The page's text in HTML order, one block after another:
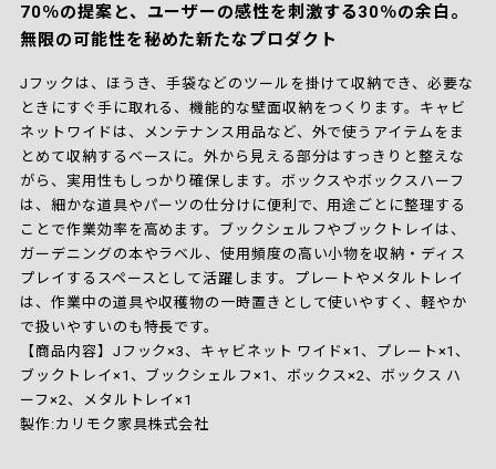
70％の提案と、ユーザーの感性を刺激する30％の余白。
無限の可能性を秘めた新たなプロダクト
Jフックは、ほうき、手袋などのツールを掛けて収納でき、必要な
ときにすぐ手に取れる、機能的な壁面収納をつくります。キャビ
ネットワイドは、メンテナンス用品など、外で使うアイテムをま
とめて収納するベースに。外から見える部分はすっきりと整えな
がら、実用性もしっかり確保します。ボックスやボックスハーフ
は、細かな道具やパーツの仕分けに便利で、用途ごとに整理する
ことで作業効率を高めます。ブックシェルフやブックトレイは、
ガーデニングの本やラベル、使用頻度の高い小物を収納・ディス
プレイするスペースとして活躍します。プレートやメタルトレイ
は、作業中の道具や収穫物の一時置きとして使いやすく、軽やか
で扱いやすいのも特長です。
【商品内容】Jフック×3、キャビネット ワイド×1、プレート×1、
ブックトレイ×1、ブックシェルフ×1、ボックス×2、ボックス ハ
ーフ×2、メタルトレイ×1
製作:カリモク家具株式会社